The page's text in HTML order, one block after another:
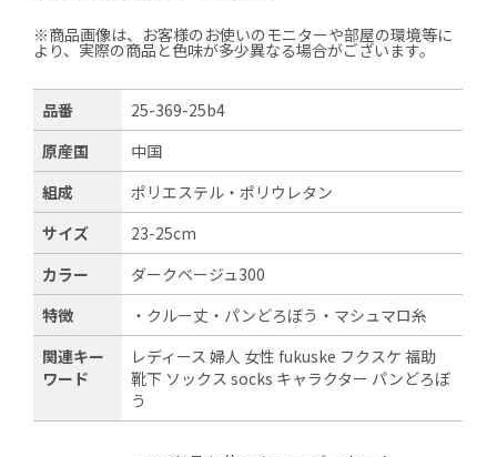
※商品画像は、お客様のお使いのモニターや部屋の環境等に
より、実際の商品と色味が多少異なる場合がございます。
品番
25-369-25b4
原産国
中国
組成
ポリエステル・ポリウレタン
サイズ
23-25cm
カラー
ダークベージュ300
特徴
・クルー丈・パンどろぼう・マシュマロ糸
関連キー
ワード
レディース 婦人 女性 fukuske フクスケ 福助
靴下 ソックス socks キャラクター パンどろぼ
う